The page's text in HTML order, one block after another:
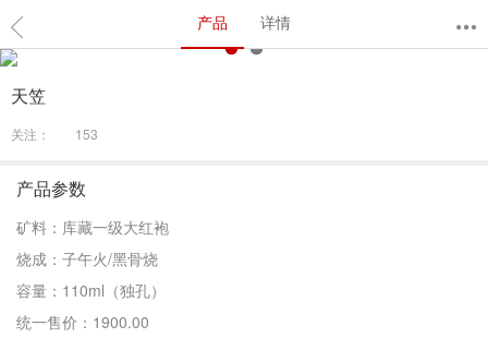
产品 详情
天笠
关注：
153
产品参数
矿料：库藏一级大红袍
烧成：子午火/黑骨烧
容量：110ml（独孔）
统一售价：1900.00